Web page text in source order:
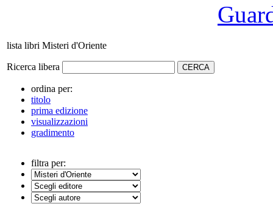
lista libri Misteri d'Oriente
Ricerca libera
ordina per:
titolo
prima edizione
visualizzazioni
gradimento
filtra per: